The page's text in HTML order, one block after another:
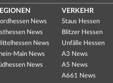
News
News
News
Main News
News
VERKEHR
Staus Hessen
Blitzer Hessen
Unfälle Hessen
A3 News
A5 News
A661 News